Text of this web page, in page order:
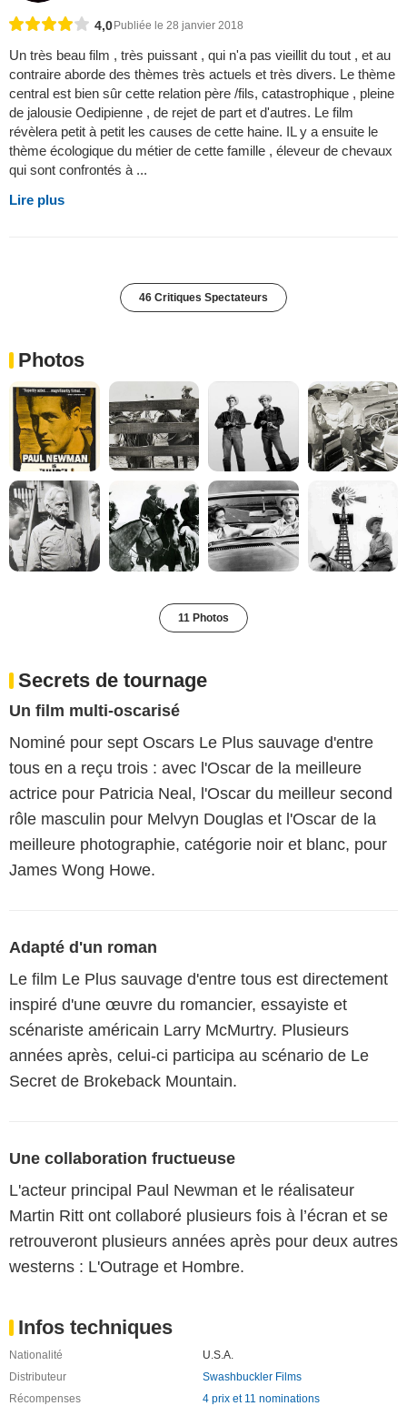
4,0Publiée le 28 janvier 2018
Un très beau film , très puissant , qui n'a pas vieillit du tout , et au
contraire aborde des thèmes très actuels et très divers. Le thème
central est bien sûr cette relation père /fils, catastrophique , pleine
de jalousie Oedipienne , de rejet de part et d'autres. Le film
révèlera petit à petit les causes de cette haine. IL y a ensuite le
thème écologique du métier de cette famille , éleveur de chevaux
qui sont confrontés à ...
Lire plus
46 Critiques Spectateurs
Photos
11 Photos
Secrets de tournage
Un film multi-oscarisé
Nominé pour sept Oscars Le Plus sauvage d'entre
tous en a reçu trois : avec l'Oscar de la meilleure
actrice pour Patricia Neal, l'Oscar du meilleur second
rôle masculin pour Melvyn Douglas et l'Oscar de la
meilleure photographie, catégorie noir et blanc, pour
James Wong Howe.
Adapté d'un roman
Le film Le Plus sauvage d'entre tous est directement
inspiré d'une œuvre du romancier, essayiste et
scénariste américain Larry McMurtry. Plusieurs
années après, celui-ci participa au scénario de Le
Secret de Brokeback Mountain.
Une collaboration fructueuse
L'acteur principal Paul Newman et le réalisateur
Martin Ritt ont collaboré plusieurs fois à l’écran et se
retrouveront plusieurs années après pour deux autres
westerns : L'Outrage et Hombre.
Infos techniques
Nationalité
U.S.A.
Distributeur
Swashbuckler Films
Récompenses
4 prix et 11 nominations